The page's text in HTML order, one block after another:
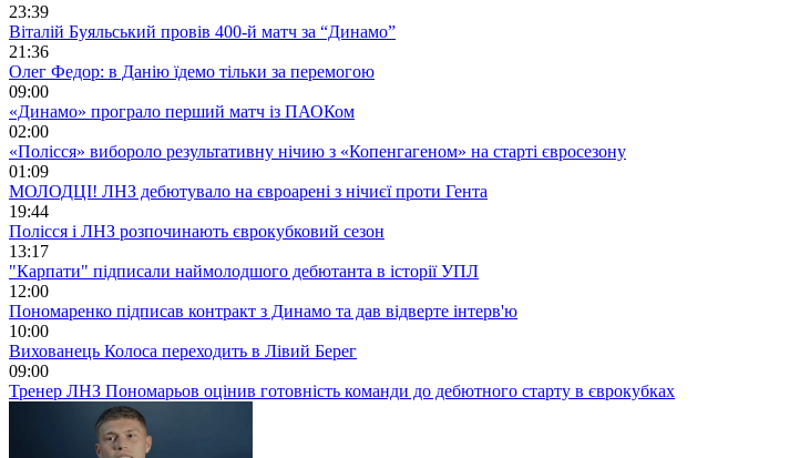
23:39
Віталій Буяльський провів 400-й матч за “Динамо”
21:36
Олег Федор: в Данію їдемо тільки за перемогою
09:00
«Динамо» програло перший матч із ПАОКом
02:00
«Полісся» вибороло результативну нічию з «Копенгагеном» на старті євросезону
01:09
МОЛОДЦІ! ЛНЗ дебютувало на євроарені з нічиєї проти Гента
19:44
Полісся і ЛНЗ розпочинають єврокубковий сезон
13:17
"Карпати" підписали наймолодшого дебютанта в історії УПЛ
12:00
Пономаренко підписав контракт з Динамо та дав відверте інтерв'ю
10:00
Вихованець Колоса переходить в Лівий Берег
09:00
Тренер ЛНЗ Пономарьов оцінив готовність команди до дебютного старту в єврокубках